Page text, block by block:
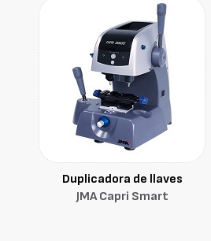
Duplicadora de llaves
JMA Capri Smart